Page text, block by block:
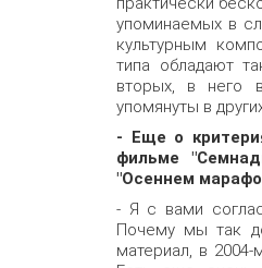
упоминаемых в
культурным
типа обладают
вторых, в него
упомянуты в
- Еще о
фильме
"Осеннем
- Я с вами
Почему мы так
материал, в